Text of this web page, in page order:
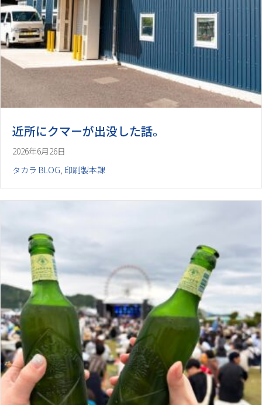
近所にクマーが出没した話。
2026年6月26日
タカラ BLOG, 印刷製本課